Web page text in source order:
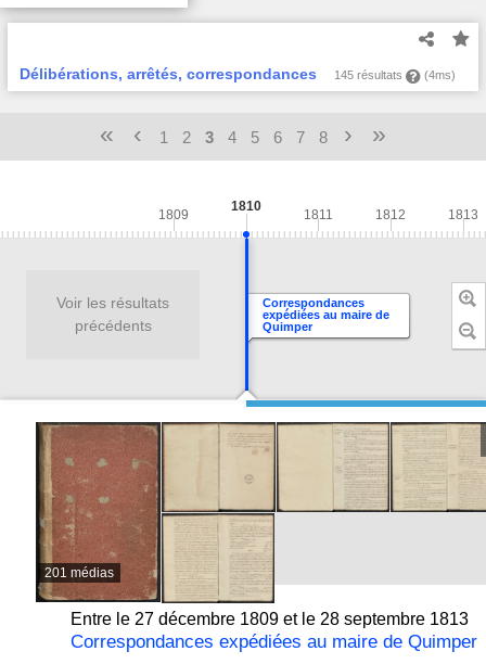
Délibérations, arrêtés, correspondances 145 résultats (4ms)
« ‹ 1 2 3 4 5 6 7 8 › »
201 médias
Entre le 27 décembre 1809 et le 28 septembre 1813
Correspondances expédiées au maire de Quimper
Correspondances
expédiées au maire de
Quimper
1810
1809 1813
1811 1812
Voir les résultats
précédents